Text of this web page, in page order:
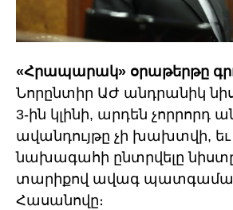
«Հրապարակ» օրաթերթը
Նորընտիր ԱԺ անդրանիկ
3-ին կլինի, արդեն չորրորդ
ավանդույթը չի խախտվի, եւ
նախագահի ընտրվելը
տարիքով ավագ
Հասանովը։